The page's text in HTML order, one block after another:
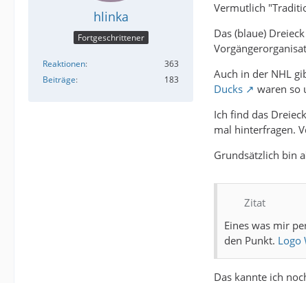
hlinka
Fortgeschrittener
Reaktionen
363
Beiträge
183
Vermutlich
Das (blaue)
Auch in der NHL
Ducks
waren so
Ich find das
mal hinterfragen.
Grundsätzlich bin
Zitat
Eines was mir
den Punkt. Logo
Das kannte ich